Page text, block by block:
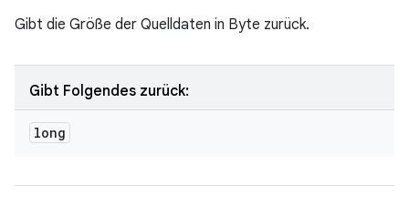
Gibt die Größe der Quelldaten in Byte zurück.
Gibt Folgendes zurück:
long